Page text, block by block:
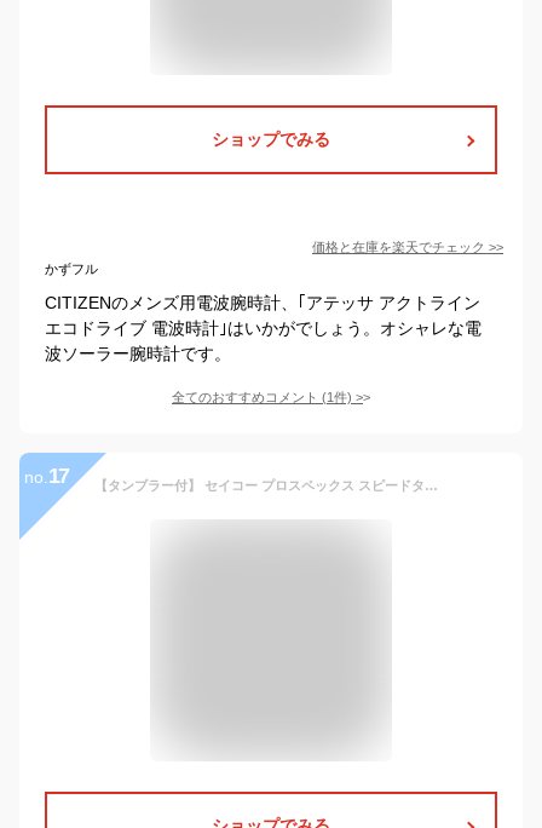
ショップでみる
価格と在庫を楽天でチェック >>
かずフル
CITIZENのメンズ用電波腕時計、｢アテッサ アクトライン
エコドライブ 電波時計｣はいかがでしょう。オシャレな電
波ソーラー腕時計です。
全てのおすすめコメント (1件) >
no. 17 【タンブラー付】 セイコー プロスペックス スピードタイマー ソーラークロノグラフ ソーラー 腕時計 メンズ クロノグラフ SEIKO PROSPEX SBDL095 アナログ シルバー 日本製 ブランド おしゃれ 防水 文字盤 大きい プレゼント 男性 実用的